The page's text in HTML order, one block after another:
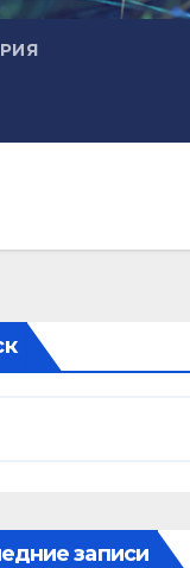
записи